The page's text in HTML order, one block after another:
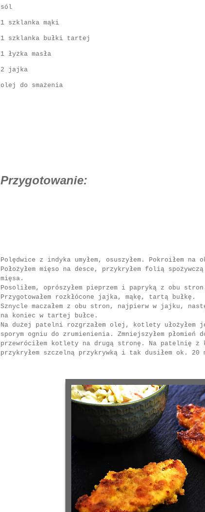
sól
1 szklanka mąki
1 szklanka bułki tartej
1 łyżka masła
2 jajka
olej do smażenia
Przygotowanie:
Polędwice z indyka umyłem, osuszyłem. Pokroiłem
Położyłem mięso na desce, przykryłem folią
mięsa.
Posoliłem, oprószyłem pieprzem i papryką z obu
Przygotowałem rozkłócone jajka, mąkę, tartą bułkę.
Sznycle maczałem z obu stron, najpierw w jajku,
na koniec w tartej bułce.
Na dużej patelni rozgrzałem olej, kotlety ułożyłem
sporym ogniu do zrumienienia. Zmniejszyłem płomień
przewróciłem kotlety na drugą stronę. Na patelnię z
przykryłem szczelną przykrywką i tak dusiłem ok. 20